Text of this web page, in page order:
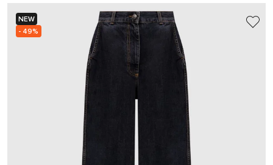
NEW
- 49%